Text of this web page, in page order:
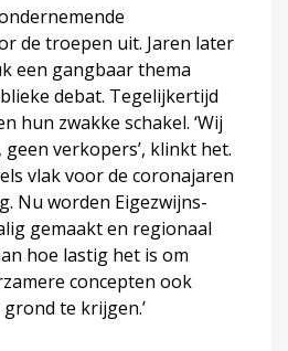
de troepen uit. Jaren later
een gangbaar thema
debat. Tegelijkertijd
hun zwakke schakel. ‘Wij
verkopers’, klinkt het.
vlak voor de coronajaren
Nu worden Eigezwijns-
gemaakt en regionaal
hoe lastig het is om
concepten ook
te krijgen.’